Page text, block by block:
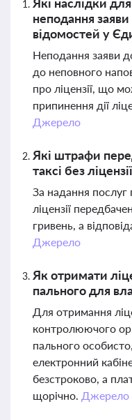
неподання
відомостей у
Неподання заяви
до неповного
про ліцензії, що
припинення дії
Джерело
Які штрафи
таксі без
За надання послуг
ліцензії
гривень, а
Джерело
Як отримати
пального для
Для отримання
контролюючого
пального
електронний
безстроково, а
щорічно. Джерело